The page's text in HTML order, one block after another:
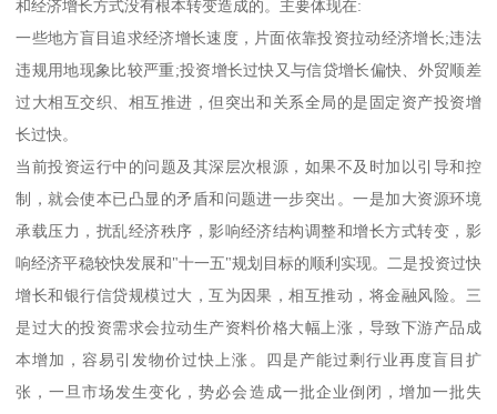
和经济增长方式没有根本转变造成的。主要体现在:
一些地方盲目追求经济增长速度，片面依靠投资拉动经济增长;违法
违规用地现象比较严重;投资增长过快又与信贷增长偏快、外贸顺差
过大相互交织、相互推进，但突出和关系全局的是固定资产投资增
长过快。
当前投资运行中的问题及其深层次根源，如果不及时加以引导和控
制，就会使本已凸显的矛盾和问题进一步突出。一是加大资源环境
承载压力，扰乱经济秩序，影响经济结构调整和增长方式转变，影
响经济平稳较快发展和"十一五"规划目标的顺利实现。二是投资过快
增长和银行信贷规模过大，互为因果，相互推动，将金融风险。三
是过大的投资需求会拉动生产资料价格大幅上涨，导致下游产品成
本增加，容易引发物价过快上涨。四是产能过剩行业再度盲目扩
张，一旦市场发生变化，势必会造成一批企业倒闭，增加一批失